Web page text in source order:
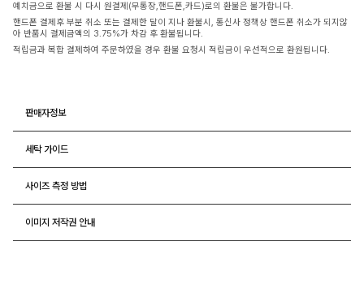
예치금으로 환불 시 다시 원결제(무통장,핸드폰,카드)로의 환불은 불가합니다.
핸드폰 결제후 부분 취소 또는 결제한 달이 지나 환불시, 통신사 정책상 핸드폰 취소가 되지않
아 반품시 결제금액의 3.75%가 차감 후 환불됩니다.
적립금과 복합 결제하여 주문하였을 경우 환불 요청시 적립금이 우선적으로 환원됩니다.
판매자정보
세탁 가이드
사이즈 측정 방법
이미지 저작권 안내